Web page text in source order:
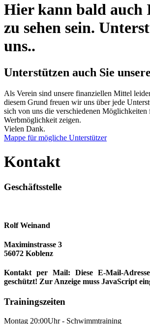
Hier kann bald auch
zu sehen sein.
uns..
Unterstützen auch Sie
Als Verein sind unsere finanziellen Mittel
diesem Grund freuen wir uns über jede
sich von uns die verschiedenen
Werbmöglichkeit zeigen.
Vielen Dank.
Mappe für mögliche Unterstützer
Kontakt
Geschäftsstelle
Rolf Weinand
Maximinstrasse 3
56072 Koblenz
Kontakt per Mail: Diese E-Mail-
geschützt! Zur Anzeige muss JavaScript
Trainingszeiten
Montag 20:00Uhr - Schwimmtraining